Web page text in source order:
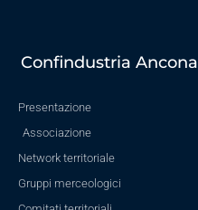
Confindustria Ancona
Presentazione
Associazione
Network territoriale
Gruppi merceologici